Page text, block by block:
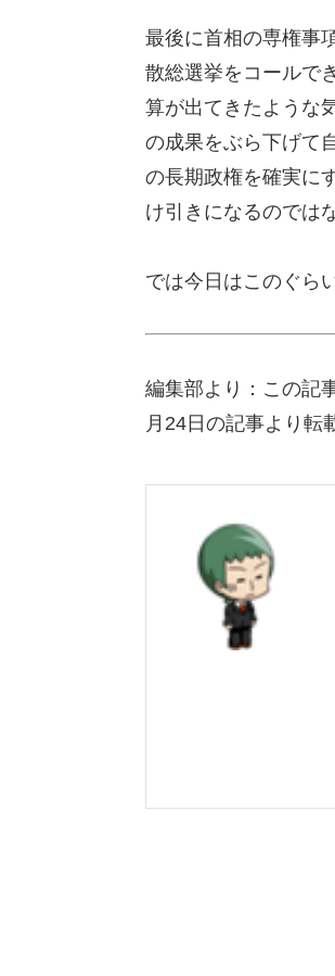
最後に首相の専権事
散総選挙をコールで
算が出てきたような
の成果をぶら下げて
の長期政権を確実に
け引きになるのでは
では今日はこのぐら
編集部より：この記
月24日の記事より転